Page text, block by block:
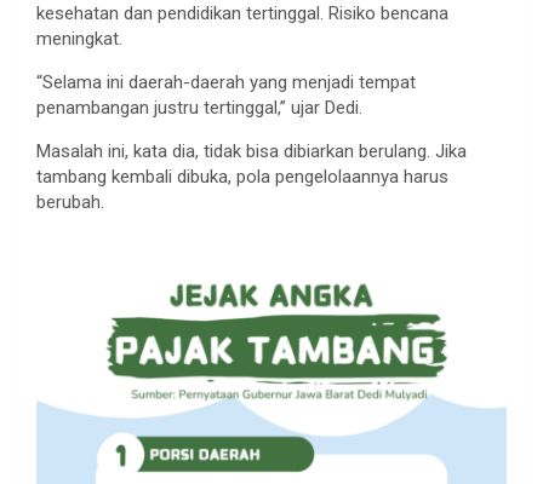
kesehatan dan pendidikan tertinggal. Risiko bencana
meningkat.
“Selama ini daerah-daerah yang menjadi tempat
penambangan justru tertinggal,” ujar Dedi.
Masalah ini, kata dia, tidak bisa dibiarkan berulang. Jika
tambang kembali dibuka, pola pengelolaannya harus
berubah.